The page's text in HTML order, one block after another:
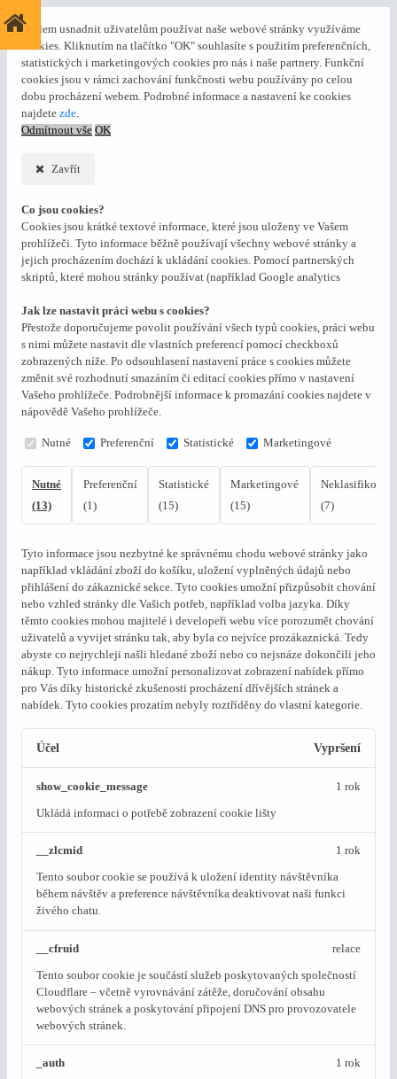
S cílem usnadnit uživatelům používat naše webové stránky využíváme
cookies. Kliknutím na tlačítko "OK" souhlasíte s použitím preferenčních,
statistických i marketingových cookies pro nás i naše partnery. Funkční
cookies jsou v rámci zachování funkčnosti webu používány po celou
dobu procházení webem. Podrobné informace a nastavení ke cookies
najdete zde.
Odmítnout vše OK
Zavřít
Co jsou cookies?
Cookies jsou krátké textové informace, které jsou uloženy ve Vašem
prohlížeči. Tyto informace běžně používají všechny webové stránky a
jejich procházením dochází k ukládání cookies. Pomocí partnerských
skriptů, které mohou stránky používat (například Google analytics
Jak lze nastavit práci webu s cookies?
Přestože doporučujeme povolit používání všech typů cookies, práci webu
s nimi můžete nastavit dle vlastních preferencí pomocí checkboxů
zobrazených níže. Po odsouhlasení nastavení práce s cookies můžete
změnit své rozhodnutí smazáním či editací cookies přímo v nastavení
Vašeho prohlížeče. Podrobnější informace k promazání cookies najdete v
nápovědě Vašeho prohlížeče.
Nutné Preferenční Statistické Marketingové
Nutné
(13)
Preferenční
(1)
Statistické
(15)
Marketingové
(15)
(7)
Tyto informace jsou nezbytné ke správnému chodu webové stránky jako
například vkládání zboží do košíku, uložení vyplněných údajů nebo
přihlášení do zákaznické sekce. Tyto cookies umožní přizpůsobit chování
nebo vzhled stránky dle Vašich potřeb, například volba jazyka. Díky
těmto cookies mohou majitelé i developeři webu více porozumět chování
uživatelů a vyvijet stránku tak, aby byla co nejvíce prozákaznická. Tedy
abyste co nejrychleji našli hledané zboží nebo co nejsnáze dokončili jeho
nákup. Tyto informace umožní personalizovat zobrazení nabídek přímo
pro Vás díky historické zkušenosti procházení dřívějších stránek a
nabídek. Tyto cookies prozatím nebyly roztříděny do vlastní kategorie.
Účel Vypršení
show_cookie_message
Ukládá informaci o potřebě zobrazení cookie lišty
1 rok
__zlcmid
Tento soubor cookie se používá k uložení identity návštěvníka
během návštěv a preference návštěvníka deaktivovat naši funkci
živého chatu.
1 rok
__cfruid
Tento soubor cookie je součástí služeb poskytovaných společností
Cloudflare – včetně vyrovnávání zátěže, doručování obsahu
webových stránek a poskytování připojení DNS pro provozovatele
webových stránek.
relace
_auth 1 rok